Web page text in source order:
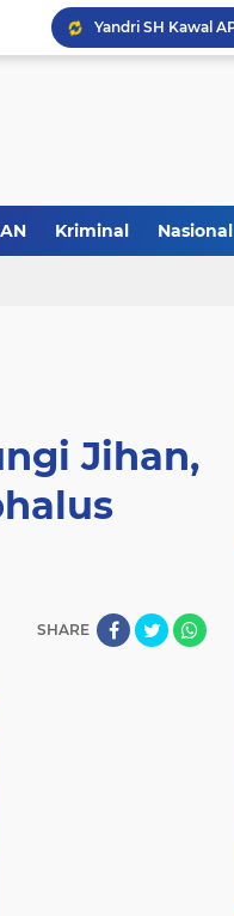
Kriminal Nasional
Jihan,
SHARE